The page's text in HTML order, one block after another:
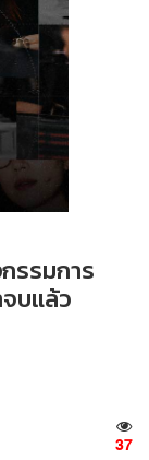
รรมการ
บแล้ว
37